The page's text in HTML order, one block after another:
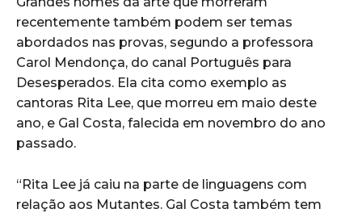
recentemente também podem ser temas
abordados nas provas, segundo a professora
Carol Mendonça, do canal Português para
Desesperados. Ela cita como exemplo as
cantoras Rita Lee, que morreu em maio deste
ano, e Gal Costa, falecida em novembro do ano
passado.
“Rita Lee já caiu na parte de linguagens com
relação aos Mutantes. Gal Costa também tem